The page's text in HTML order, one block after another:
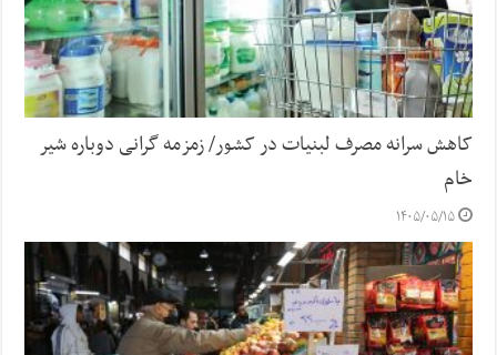
کاهش سرانه مصرف لبنیات در کشور/ زمزمه گرانی دوباره شیر
خام
۱۴۰۵/۰۵/۱۵